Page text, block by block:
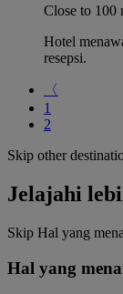
Close to 100
Hotel
resepsi.
〈
1
2
Skip other
Jelajahi
Skip Hal yang
Hal yang